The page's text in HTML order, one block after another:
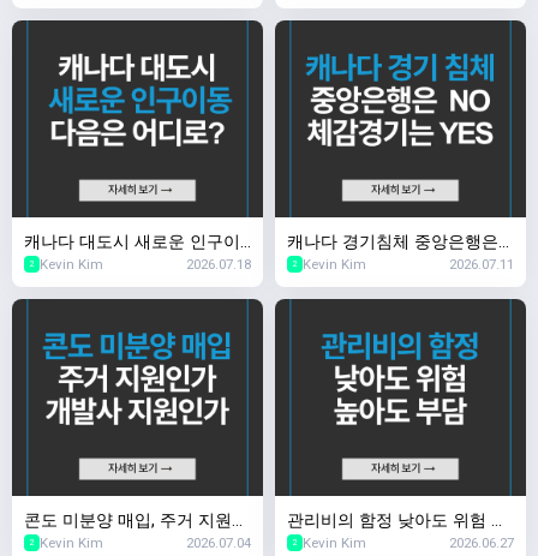
캐나다 대도시 새로운 인구이
동 다음은 어디로?
2 Kevin Kim 2026.07.18
캐나다 경기침체 중앙은행은
NO, 체감 경기는 YES
2 Kevin Kim 2026.07.11
콘도 미분양 매입, 주거 지원인
가 개발사 지원인가
2 Kevin Kim 2026.07.04
관리비의 함정 낮아도 위험 높
아도 부담
2 Kevin Kim 2026.06.27